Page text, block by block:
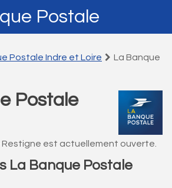
Postale
Postale Indre et Loire
La Banque
Postale
est actuellement ouverte.
La Banque Postale